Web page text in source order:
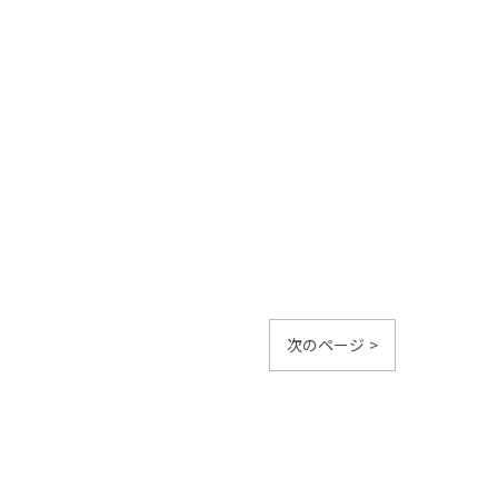
次のページ >